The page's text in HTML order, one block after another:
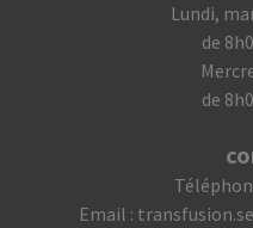
Lundi,
de
de
Email :